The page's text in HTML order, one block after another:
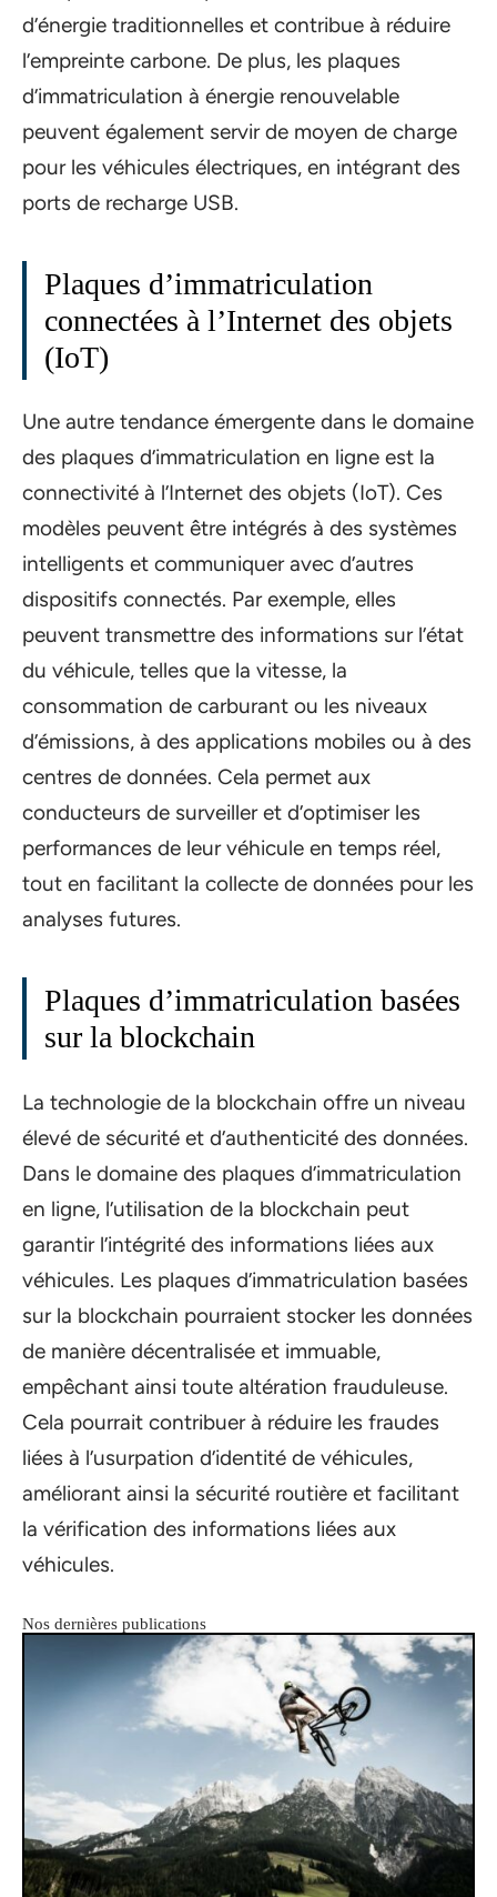
d’énergie traditionnelles et contribue à réduire
l’empreinte carbone. De plus, les plaques
d’immatriculation à énergie renouvelable
peuvent également servir de moyen de charge
pour les véhicules électriques, en intégrant des
ports de recharge USB.
Plaques d’immatriculation
connectées à l’Internet des objets
(IoT)
Une autre tendance émergente dans le domaine
des plaques d’immatriculation en ligne est la
connectivité à l’Internet des objets (IoT). Ces
modèles peuvent être intégrés à des systèmes
intelligents et communiquer avec d’autres
dispositifs connectés. Par exemple, elles
peuvent transmettre des informations sur l’état
du véhicule, telles que la vitesse, la
consommation de carburant ou les niveaux
d’émissions, à des applications mobiles ou à des
centres de données. Cela permet aux
conducteurs de surveiller et d’optimiser les
performances de leur véhicule en temps réel,
tout en facilitant la collecte de données pour les
analyses futures.
Plaques d’immatriculation basées
sur la blockchain
La technologie de la blockchain offre un niveau
élevé de sécurité et d’authenticité des données.
Dans le domaine des plaques d’immatriculation
en ligne, l’utilisation de la blockchain peut
garantir l’intégrité des informations liées aux
véhicules. Les plaques d’immatriculation basées
sur la blockchain pourraient stocker les données
de manière décentralisée et immuable,
empêchant ainsi toute altération frauduleuse.
Cela pourrait contribuer à réduire les fraudes
liées à l’usurpation d’identité de véhicules,
améliorant ainsi la sécurité routière et facilitant
la vérification des informations liées aux
véhicules.
Nos dernières publications